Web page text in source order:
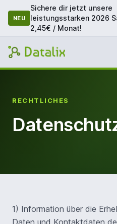
NEU
Sichere dir jetzt unsere
leistungsstarken 2026
2,45€ / Monat!
RECHTLICHES
1) Information über die
Daten und Kontaktdaten